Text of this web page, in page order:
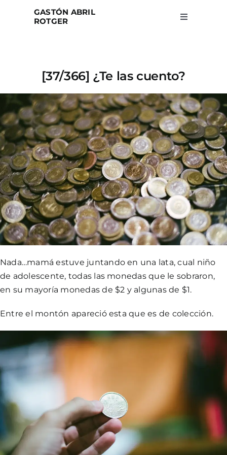
GASTÓN ABRIL
ROTGER
Toggle
Projects
Blog
About
Search
for:
[37/366] ¿Te las cuento?
Nada…mamá estuve juntando en una lata, cual niño
de adolescente, todas las monedas que le sobraron,
en su mayoría monedas de $2 y algunas de $1.
Entre el montón apareció esta que es de colección.